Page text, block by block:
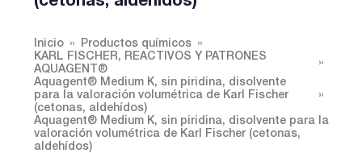
Inicio
Productos químicos
KARL FISCHER, REACTIVOS Y PATRONES
AQUAGENT®
Aquagent® Medium K, sin piridina, disolvente
para la valoración volumétrica de Karl Fischer
(cetonas, aldehídos)
Aquagent® Medium K, sin piridina, disolvente para la
valoración volumétrica de Karl Fischer (cetonas,
aldehídos)